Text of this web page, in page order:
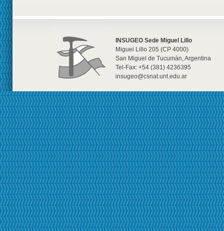
INSUGEO Sede Miguel Lillo
Miguel Lillo 205 (CP 4000)
San Miguel de Tucumán, Argentina
Tel-Fax: +54 (381) 4236395
insugeo@csnat.unt.edu.ar